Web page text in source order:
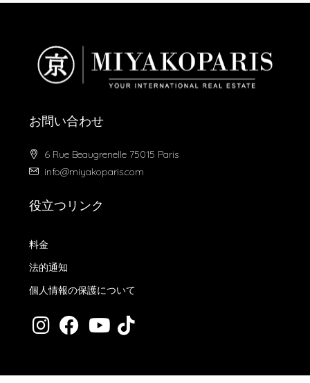
お問い合わせ
6 Rue Beaugrenelle 75015 Paris
info@miyakoparis.com
役立つリンク
料金
法的通知
個人情報の保護について